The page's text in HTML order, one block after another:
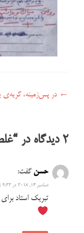
راهبری نوشته
← در پس‌زمینه،
2 دیدگاه در “
حسن گفت:
دسامبر 14, 2018 در 9:32 ق.ظ
تبریک استاد